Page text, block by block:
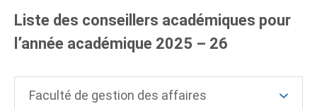
Liste des conseillers académiques pour
l’année académique 2025 – 26
Faculté de gestion des affaires